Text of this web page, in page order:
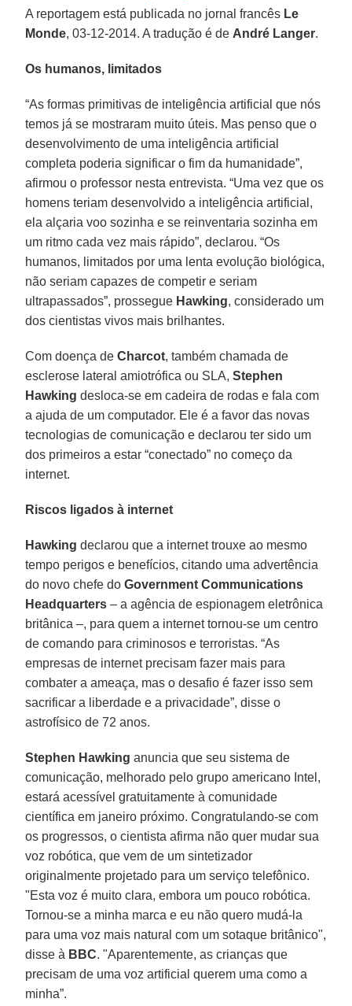
A reportagem está publicada no jornal francês Le
Monde, 03-12-2014. A tradução é de André Langer.
Os humanos, limitados
“As formas primitivas de inteligência artificial que nós
temos já se mostraram muito úteis. Mas penso que o
desenvolvimento de uma inteligência artificial
completa poderia significar o fim da humanidade”,
afirmou o professor nesta entrevista. “Uma vez que os
homens teriam desenvolvido a inteligência artificial,
ela alçaria voo sozinha e se reinventaria sozinha em
um ritmo cada vez mais rápido”, declarou. “Os
humanos, limitados por uma lenta evolução biológica,
não seriam capazes de competir e seriam
ultrapassados”, prossegue Hawking, considerado um
dos cientistas vivos mais brilhantes.
Com doença deCharcot, também chamada de
esclerose lateral amiotrófica ou SLA,Stephen
Hawking desloca-se em cadeira de rodas e fala com
a ajuda de um computador. Ele é a favor das novas
tecnologias de comunicação e declarou ter sido um
dos primeiros a estar “conectado” no começo da
internet.
Riscos ligados à internet
Hawking declarou que a internet trouxe ao mesmo
tempo perigos e benefícios, citando uma advertência
do novo chefe doGovernment Communications
Headquarters – a agência de espionagem eletrônica
britânica –, para quem a internet tornou-se um centro
de comando para criminosos e terroristas. “As
empresas de internet precisam fazer mais para
combater a ameaça, mas o desafio é fazer isso sem
sacrificar a liberdade e a privacidade”, disse o
astrofísico de 72 anos.
Stephen Hawking anuncia que seu sistema de
comunicação, melhorado pelo grupo americano Intel,
estará acessível gratuitamente à comunidade
científica em janeiro próximo. Congratulando-se com
os progressos, o cientista afirma não quer mudar sua
voz robótica, que vem de um sintetizador
originalmente projetado para um serviço telefônico.
"Esta voz é muito clara, embora um pouco robótica.
Tornou-se a minha marca e eu não quero mudá-la
para uma voz mais natural com um sotaque britânico",
disse à BBC. "Aparentemente, as crianças que
precisam de uma voz artificial querem uma como a
minha”.